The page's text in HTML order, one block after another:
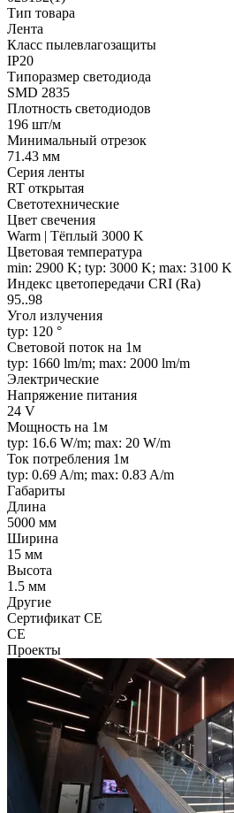
Тип товара
Лента
Класс пылевлагозащиты
IP20
Типоразмер светодиода
SMD 2835
Плотность светодиодов
196 шт/м
Минимальный отрезок
71.43 мм
Серия ленты
RT открытая
Светотехнические
Цвет свечения
Warm | Тёплый 3000 K
Цветовая температура
min: 2900 K; typ: 3000 K; max: 3100 K
Индекс цветопередачи CRI (Ra)
95..98
Угол излучения
typ: 120 °
Световой поток на 1м
typ: 1660 lm/m; max: 2000 lm/m
Электрические
Напряжение питания
24 V
Мощность на 1м
typ: 16.6 W/m; max: 20 W/m
Ток потребления 1м
typ: 0.69 A/m; max: 0.83 A/m
Габариты
Длина
5000 мм
Ширина
15 мм
Высота
1.5 мм
Другие
Сертификат CE
CE
Проекты